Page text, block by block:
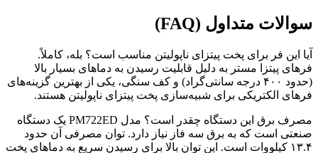
سوالات متداول (FAQ
)
آیا این فر برای پخت پیتزای ناپولیتن مناسب است؟ بله، کاملاً.
فرهای پیتزا مستر به دلیل قابلیت رسیدن به دماهای بسیار بالا
(حدود ۴۰۰ درجه سانتی‌گراد) و کف سنگی، یکی از بهترین گزینه‌های
فرهای الکتریکی برای شبیه‌سازی پخت پیتزای ناپولیتن هستند.
مصرف برق این دستگاه چقدر است؟ مدل PM722ED یک دستگاه
صنعتی است که به برق سه فاز نیاز دارد. توان مصرفی آن حدود
۱۳.۴ کیلووات است. این توان بالا برای رسیدن سریع به دماهای پخت